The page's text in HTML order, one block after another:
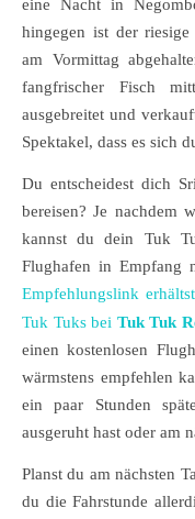
eine Nacht in
hingegen ist der
am Vormittag
fangfrischer Fisch
ausgebreitet und
Spektakel, dass es sich
Du entscheidest dich
bereisen? Je nachdem
kannst du dein Tuk
Flughafen in Empfang
Empfehlungslink
Tuk Tuks bei Tuk Tuk
einen kostenlosen
wärmstens empfehlen
ein paar Stunden
ausgeruht hast oder am
Planst du am nächsten
du die Fahrstunde